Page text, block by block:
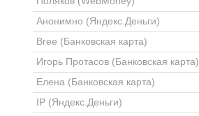
Анонимно (Яндекс.Деньги)
Bree (Банковская карта)
Игорь Протасов (Банковская карта)
Елена (Банковская карта)
IP (Яндекс.Деньги)